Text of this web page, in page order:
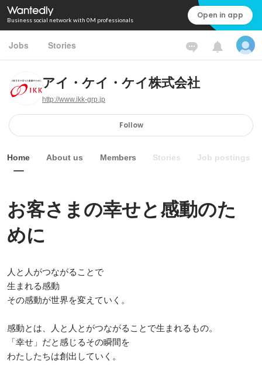
Business social network with 0M professionals Open in app
Jobs Stories
アイ・ケイ・ケイ株式会社
http://www.ikk-grp.jp
Follow
Home About us Members Stories Job postings
お客さまの幸せと感動のた
めに
人と人がつながることで
生まれる感動
その感動が世界を変えていく。
感動とは、人と人とがつながることで生まれるもの。
「幸せ」だと感じるその瞬間を
わたしたちは創出していく。